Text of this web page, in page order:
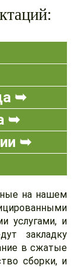
➥
➥
➥
на нашем
услугами, и
закладку
в сжатые
сборки, и